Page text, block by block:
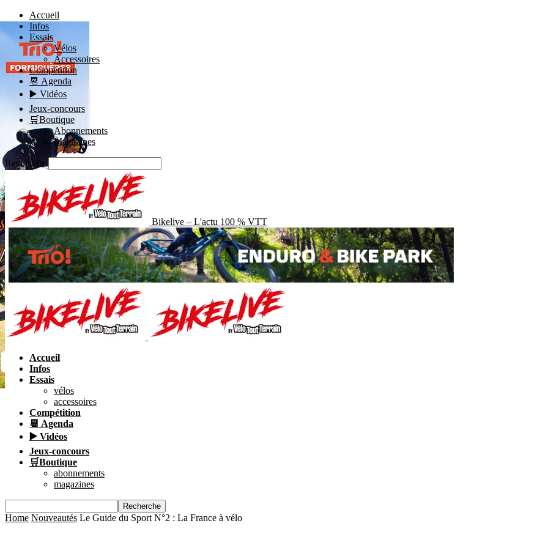
Accueil
Infos
Essais
Vélos
Accessoires
Compétition
📆 Agenda
▶️ Vidéos
Jeux-concours
🛒Boutique
Abonnements
Magazines
Recherche
Bikelive – L'actu 100 % VTT
Accueil
Infos
Essais
vélos
accessoires
Compétition
📆 Agenda
▶️ Vidéos
Jeux-concours
🛒Boutique
abonnements
magazines
Home Nouveautés Le Guide du Sport N°2 : La France à vélo